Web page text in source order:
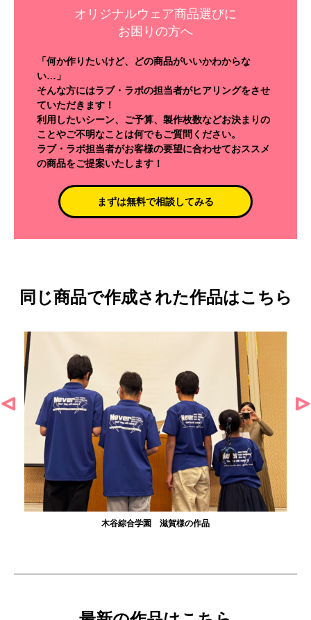
オリジナルウェア商品選びに
お困りの方へ
「何か作りたいけど、どの商品がいいかわからな
い…」
そんな方にはラブ・ラボの担当者がヒアリングをさせ
ていただきます！
利用したいシーン、ご予算、製作枚数などお決まりの
ことやご不明なことは何でもご質問ください。
ラブ・ラボ担当者がお客様の要望に合わせておススメ
の商品をご提案いたします！
まずは無料で相談してみる
同じ商品で作成された作品はこちら
木谷綜合学園 滋賀様の作品